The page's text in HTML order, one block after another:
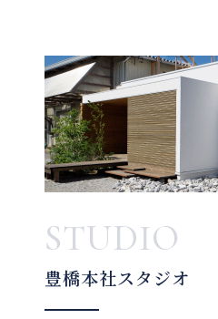
STUDIO
豊橋本社スタジオ